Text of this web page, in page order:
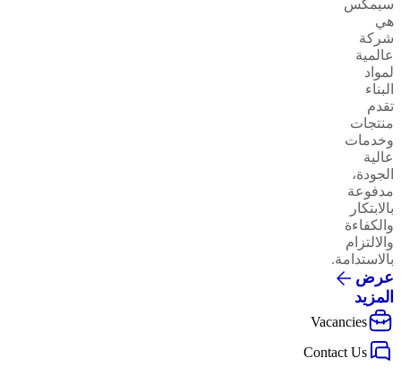
سيمكس
هي
شركة
عالمية
لمواد
البناء
تقدم
منتجات
وخدمات
عالية
الجودة،
مدفوعة
بالابتكار
والكفاءة
والالتزام
بالاستدامة.
عرض
المزيد
Vacancies
Contact Us